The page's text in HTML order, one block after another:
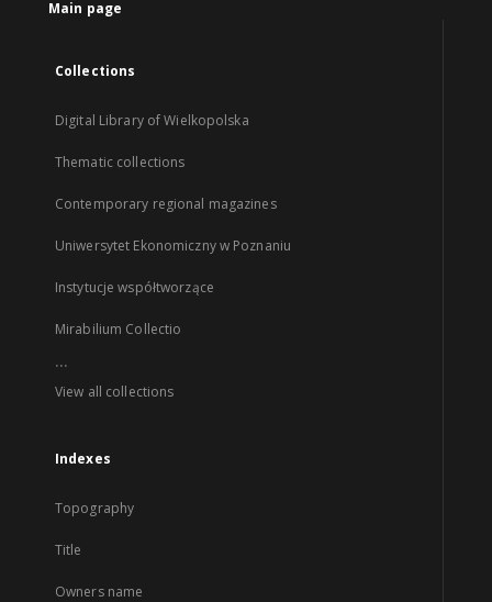
Main page
Collections
Digital Library of Wielkopolska
Thematic collections
Contemporary regional magazines
Uniwersytet Ekonomiczny w Poznaniu
Instytucje współtworzące
Mirabilium Collectio
...
View all collections
Indexes
Topography
Title
Owners name